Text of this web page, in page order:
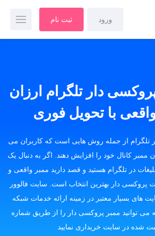
ورود ثبت نام
دار تلگرام ارزان
تلگرام از جمله روش هایی است که کاربران می
ممبر کانال خود را افزایش دهند. اگر به دنبال یک
در تلگرام هستید و قصد دارید ممبر واقعی و
پروکسی دار بهترین انتخاب است. سایت فالوور
های بسیار معتبر در زمینه ارائه خدمات شبکه
توانید ممبر پروکسی دار را از طریق شماره
شده در سایت خریداری نمایید